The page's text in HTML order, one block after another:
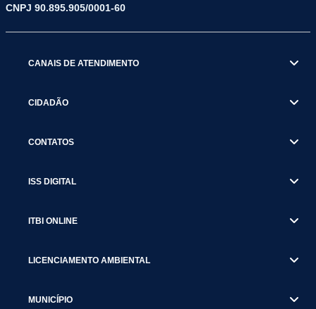
CNPJ 90.895.905/0001-60
CANAIS DE ATENDIMENTO
CIDADÃO
CONTATOS
ISS DIGITAL
ITBI ONLINE
LICENCIAMENTO AMBIENTAL
MUNICÍPIO